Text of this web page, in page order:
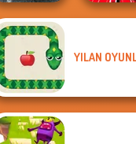
Traffic
YILAN